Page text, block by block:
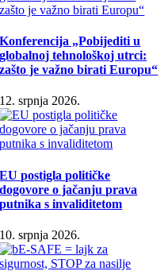
Konferencija „Pobijediti u
globalnoj tehnološkoj utrci:
zašto je važno birati Europu“
12. srpnja 2026.
EU postigla političke
dogovore o jačanju prava
putnika s invaliditetom
10. srpnja 2026.